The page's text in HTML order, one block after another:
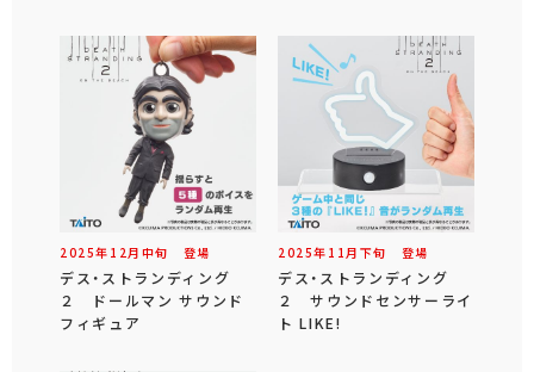
2025年 12 月 中旬 登場
デス・ストランディング
２ ドールマン サウンド
フィギュア
2025年 11 月 下旬 登場
デス・ストランディング
２ サウンドセンサーライ
ト LIKE!